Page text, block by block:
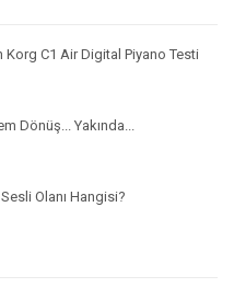
Korg C1 Air Digital Piyano Testi
Dönüş... Yakında...
Olanı Hangisi?